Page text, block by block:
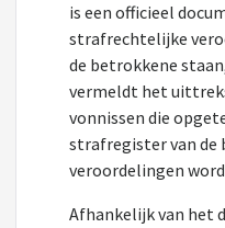
is een officieel
strafrechtelijke
de betrokkene
vermeldt het
vonnissen die
strafregister van de
veroordelingen
Afhankelijk van het